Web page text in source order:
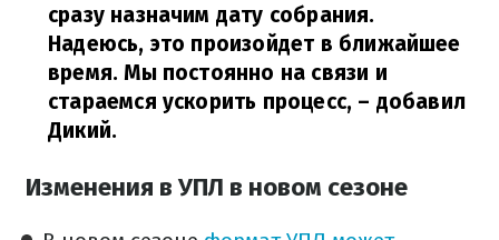
сразу назначим дату собрания.
Надеюсь, это произойдет в ближайшее
время. Мы постоянно на связи и
стараемся ускорить процесс, – добавил
Дикий.
Изменения в УПЛ в новом сезоне